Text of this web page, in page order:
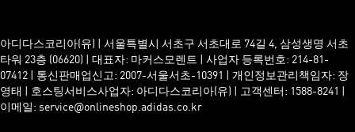
아디다스코리아(유) | 서울특별시 서초구 서초대로 74길 4, 삼성생명 서초
타워 23층 (06620) | 대표자: 마커스모렌트 | 사업자 등록번호: 214-81-
07412 | 통신판매업신고: 2007-서울서초-10391 | 개인정보관리책임자: 장
영태 | 호스팅서비스사업자: 아디다스코리아(유) | 고객센터: 1588-8241 |
이메일: service@onlineshop.adidas.co.kr